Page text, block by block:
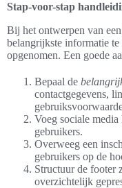
Stap-voor-stap
Bij het ontwerpen van
belangrijkste informatie
opgenomen. Een goede
Bepaal de
contactgegevens,
Voeg sociale
gebruikers.
Overweeg een
gebruikers op de
Structuur de footer
overzichtelijk